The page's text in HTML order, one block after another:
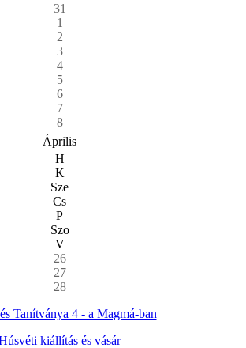
31
1
2
3
4
5
6
7
8
Április
H
K
Sze
Cs
P
Szo
V
26
27
28
Tanítványa 4 - a Magmá-ban
kiállítás és vásár